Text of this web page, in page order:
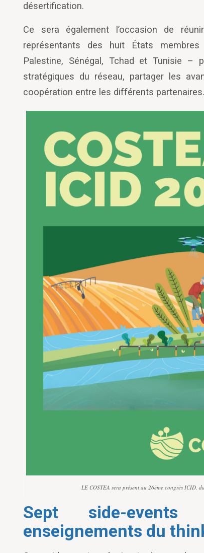
désertification.
Ce sera également l’occasion de
représentants des huit États
Palestine, Sénégal, Tchad et Tunisie –
stratégiques du réseau, partager les
coopération entre les différents partenaires.
LE COSTEA sera présent au 26ème congrès ICID,
Sept side-
enseignements du